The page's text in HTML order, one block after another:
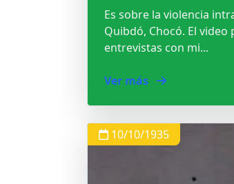
Es sobre la violencia
Quibdó, Chocó. El video
entrevistas con mi...
Ver más
10/10/1935